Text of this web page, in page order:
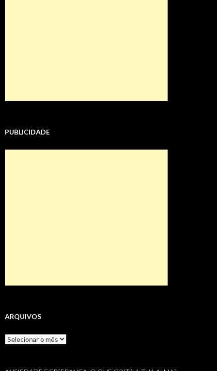
PUBLICIDADE
ARQUIVOS
Arquivos